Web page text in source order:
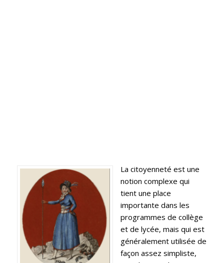
La citoyenneté est une
notion complexe qui
tient une place
importante dans les
programmes de collège
et de lycée, mais qui est
généralement utilisée de
façon assez simpliste,